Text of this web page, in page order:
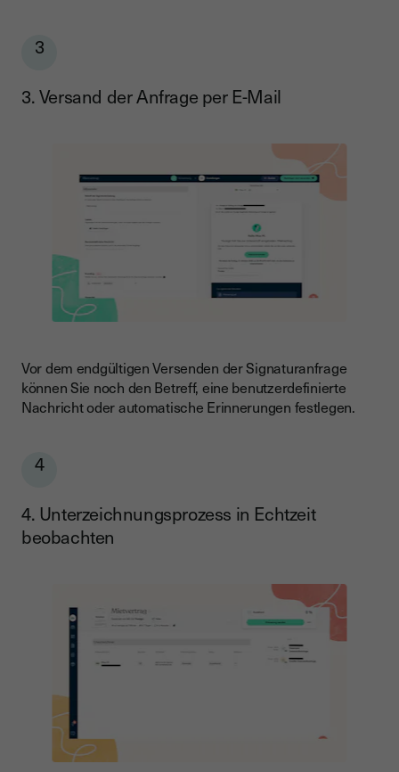
3
3. Versand der Anfrage per E-Mail
Vor dem endgültigen Versenden der Signaturanfrage
können Sie noch den Betreff, eine benutzerdefinierte
Nachricht oder automatische Erinnerungen festlegen.
4
4. Unterzeichnungsprozess in Echtzeit
beobachten